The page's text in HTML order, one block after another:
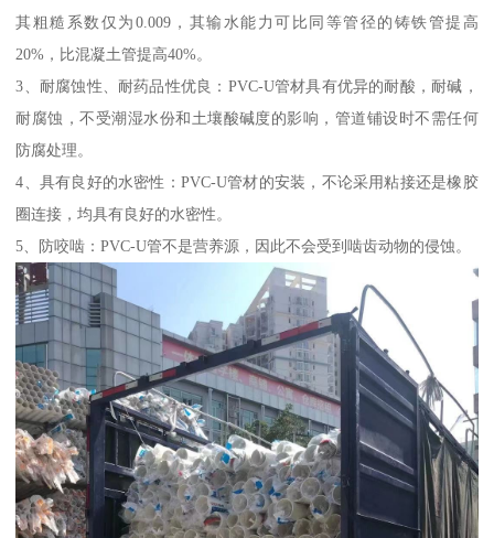
其粗糙系数仅为0.009，其输水能力可比同等管径的铸铁管提高
20%，比混凝土管提高40%。
3、耐腐蚀性、耐药品性优良：PVC-U管材具有优异的耐酸，耐碱，
耐腐蚀，不受潮湿水份和土壤酸碱度的影响，管道铺设时不需任何
防腐处理。
4、具有良好的水密性：PVC-U管材的安装，不论采用粘接还是橡胶
圈连接，均具有良好的水密性。
5、防咬啮：PVC-U管不是营养源，因此不会受到啮齿动物的侵蚀。